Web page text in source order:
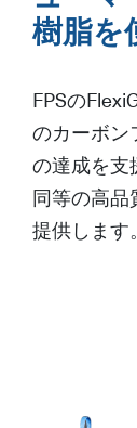
樹脂を
FPSの
のカーボン
の達成を支
同等の高品
提供します。